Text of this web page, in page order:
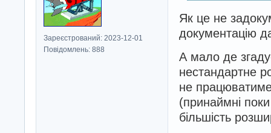
Зареєстрований: 2023-12-01
Повідомлень: 888
Як це не
документацію
А мало де
нестандартне
не
(принаймні
більшість